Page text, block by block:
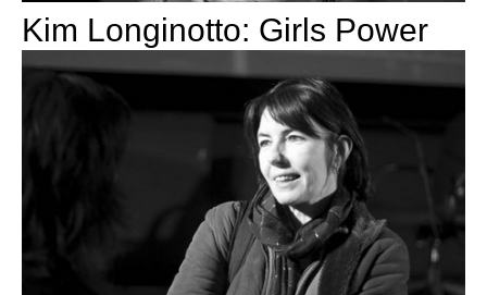
Kim Longinotto: Girls Power